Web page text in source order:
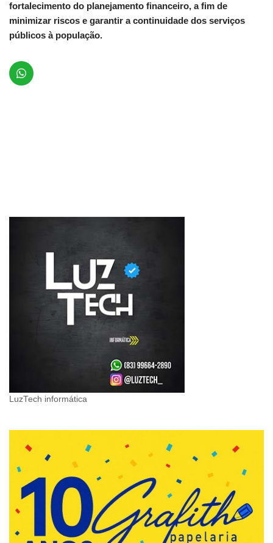
fortalecimento do planejamento financeiro, a fim de
minimizar riscos e garantir a continuidade dos serviços
públicos à população.
LuzTech informática